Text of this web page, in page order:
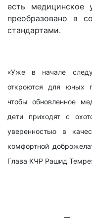
есть медицинское
преобразовано в
стандартами.
«Уже в начале
откроются для юных
чтобы обновленное
дети приходят с
уверенностью в
комфортной
Глава КЧР Рашид